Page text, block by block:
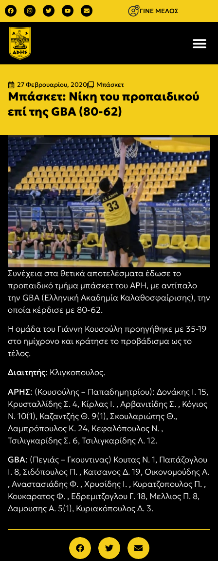
ΓΙΝΕ ΜΕΛΟΣ
27 Φεβρουαρίου, 2020 Μπάσκετ
Μπάσκετ: Νίκη του προπαιδικού
επί της GBA (80-62)
Συνέχεια στα θετικά αποτελέσματα έδωσε το
προπαιδικό τμήμα μπάσκετ του ΑΡΗ, με αντίπαλο
την GBA (Ελληνική Ακαδημία Καλαθοσφαίρισης), την
οποία κέρδισε με 80-62.
Η ομάδα του Γιάννη Κουσούλη προηγήθηκε με 35-19
στο ημίχρονο και κράτησε το προβάδισμα ως το
τέλος.
Διαιτητής: Κλιγκοπουλος.
ΑΡΗΣ: (Κουσούλης – Παπαδημητρίου): Δονάκης Ι. 15,
Κρυσταλλίδης Σ. 4, Κίρλας Ι. , Αρβανιτίδης Σ. , Κόγιος
Ν. 10(1), Καζαντζής Θ. 9(1), Σκουλαριώτης Θ.,
Λαμπρόπουλος Κ. 24, Κεφαλόπουλος Ν. ,
Τσιλιγκαρίδης Σ. 6, Τσιλιγκαρίδης Λ. 12.
GBA: (Πεγιάς – Γκουντινας) Κουτας Ν. 1, Παπάζογλου
Ι. 8, Σιδόπουλος Π. , Κατσανος Δ. 19, Οικονομούδης Α.
, Αναστασιάδης Φ. , Χρυσίδης Ι. , Κυρατζοπουλος Π. ,
Κουκαρατος Φ. , Εδρεμιτζογλου Γ. 18, Μελλιος Π. 8,
Δαμουσης Α. 5(1), Κυριακόπουλος Δ. 3.